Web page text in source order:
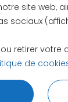
site web,
sociaux
retirer votre
de
CLIENTS